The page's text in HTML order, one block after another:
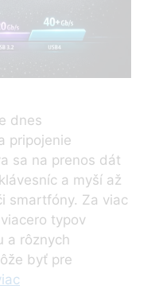
dnes
pripojenie
sa na prenos dát
a myší až
smartfóny. Za viac
typov
a rôznych
byť pre